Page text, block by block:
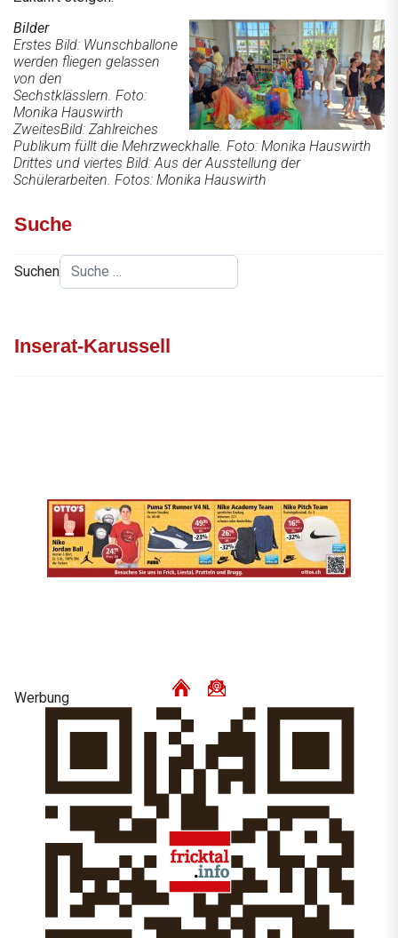
Bilder
Erstes Bild: Wunschballone
werden fliegen gelassen
von den
Sechstklässlern. Foto:
Monika Hauswirth
ZweitesBild: Zahlreiches
Publikum füllt die Mehrzweckhalle. Foto: Monika Hauswirth
Drittes und viertes Bild: Aus der Ausstellung der
Schülerarbeiten. Fotos: Monika Hauswirth
Suche
Suchen
Inserat-Karussell
Werbung